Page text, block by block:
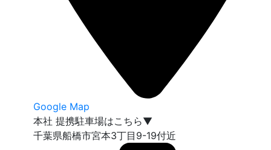
Google Map
本社 提携駐車場はこちら▼
千葉県船橋市宮本3丁目9-19付近